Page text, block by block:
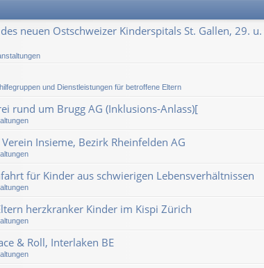
neuen Ostschweizer Kinderspitals St. Gallen, 29. u.
und Dienstleistungen für betroffene Eltern
rund um Brugg AG (Inklusions-Anlass)[
Insieme, Bezirk Rheinfelden AG
für Kinder aus schwierigen Lebensverhältnissen
herzkranker Kinder im Kispi Zürich
& Roll, Interlaken BE